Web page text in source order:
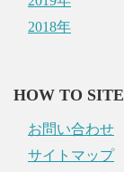
2018年
HOW TO SITE
お問い合わせ
サイトマップ